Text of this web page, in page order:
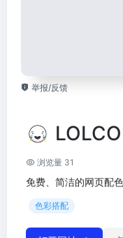
举报/反馈
浏览量 31
免费、简洁的网页配
色彩搭配